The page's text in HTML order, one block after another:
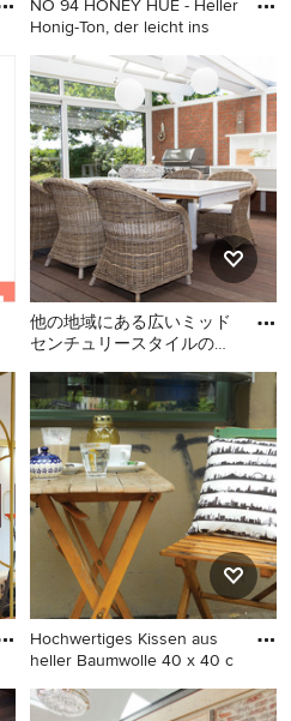
NO 94 HONEY HUE - Heller
Honig-Ton, der leicht ins
ボンにある高級な中くらい
なミッドセンチュリースタ
イルのおしゃれなサンルー
ム (無垢フローリング、薪ス
トーブ、標準型天井、茶色
い床) の写真
他の地域にある広いミッド
センチュリースタイルのお
フローリング、ガラス天井)
他の地域にある広いミッド
センチュリースタイルのお
しゃれなサンルーム (無垢フ
ローリング、ガラス天井) の
写真
Hochwertiges Kissen aus
heller Baumwolle 40 x 40 c
ベルリンにある低価格の小